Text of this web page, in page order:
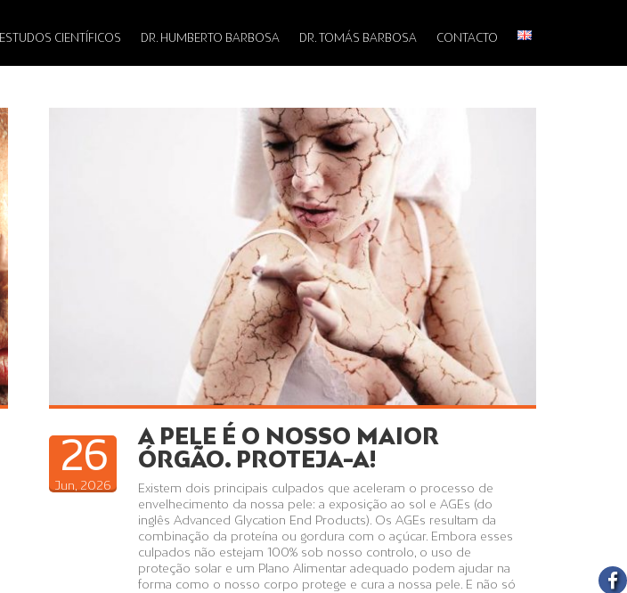
ESTUDOS CIENTÍFICOS DR. HUMBERTO BARBOSA DR. TOMÁS BARBOSA CONTACTO
26
Jun, 2026
A PELE É O NOSSO MAIOR
ÓRGÃO. PROTEJA-A!
Existem dois principais culpados que aceleram o processo de
envelhecimento da nossa pele: a exposição ao sol e AGEs (do
inglês Advanced Glycation End Products). Os AGEs resultam da
combinação da proteína ou gordura com o açúcar. Embora esses
culpados não estejam 100% sob nosso controlo, o uso de
proteção solar e um Plano Alimentar adequado podem ajudar na
forma como o nosso corpo protege e cura a nossa pele. E não só